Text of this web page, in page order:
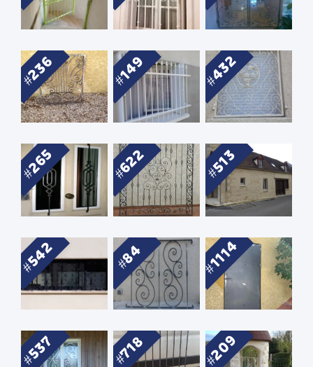
236 149 432
265 622 513
542 84 1114
537 718 209